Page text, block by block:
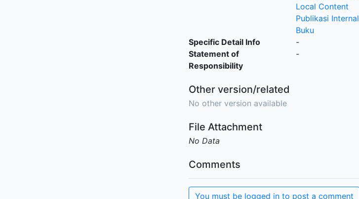
Local Content
Publikasi Internal
Buku
Specific Detail Info
-
Statement of
Responsibility
-
Other version/related
No other version available
File Attachment
No Data
Comments
You must be logged in to post a comment